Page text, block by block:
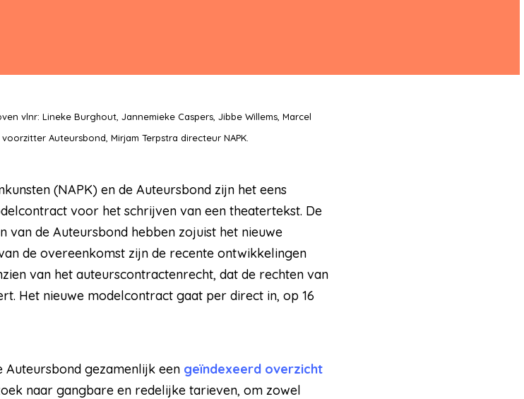
vlnr: Lineke Burghout, Jannemieke Caspers, Jibbe Willems, Marcel
Auteursbond, Mirjam Terpstra directeur NAPK.
(NAPK) en de Auteursbond zijn het eens
voor het schrijven van een theatertekst. De
van de Auteursbond hebben zojuist het nieuwe
de overeenkomst zijn de recente ontwikkelingen
van het auteurscontractenrecht, dat de rechten van
Het nieuwe modelcontract gaat per direct in, op 16
gezamenlijk een geïndexeerd overzicht
naar gangbare en redelijke tarieven, om zowel